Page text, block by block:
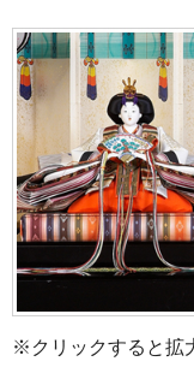
※クリックすると拡